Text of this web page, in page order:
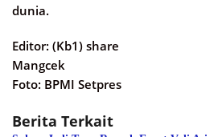
dunia.
Editor: (Kb1) share
Mangcek
Foto: BPMI Setpres
Berita Terkait